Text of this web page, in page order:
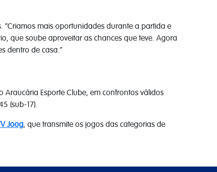
mais oportunidades durante a partida e
que soube aproveitar as chances que teve. Agora
dentro de casa.”
Araucária Esporte Clube, em confrontos válidos
(sub-17).
Joog, que transmite os jogos das categorias de